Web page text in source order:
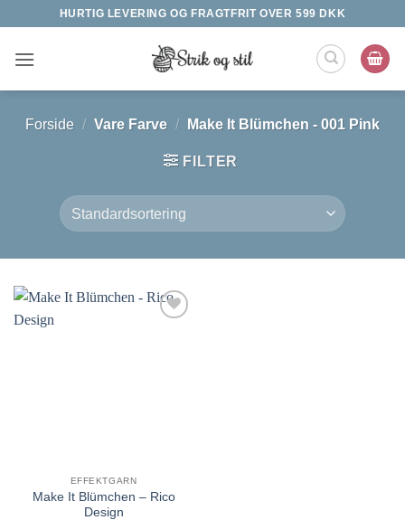
indhold
HURTIG LEVERING OG FRAGTFRIT OVER 599 DKK
Forside / Vare Farve / Make It Blümchen - 001 Pink
FILTER
EFFEKTGARN
Make It Blümchen – Rico
Design